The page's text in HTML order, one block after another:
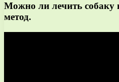
Можно ли лечить собаку
метод.